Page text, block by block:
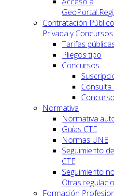
Contratación
Privada y Concursos
Tarifas
Pliegos tipo
Concursos
Normativa
Normativa
Guías CTE
Normas UNE
Seguimiento
CTE
Seguimiento
Otras
Formación